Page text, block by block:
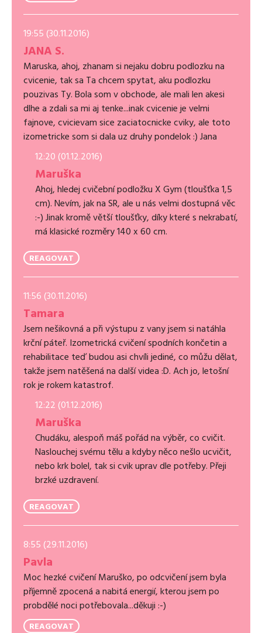
19:55 (30.11.2016)
JANA S.
Maruska, ahoj, zhanam si nejaku dobru podlozku na
cvicenie, tak sa Ta chcem spytat, aku podlozku
pouzivas Ty. Bola som v obchode, ale mali len akesi
dlhe a zdali sa mi aj tenke...inak cvicenie je velmi
fajnove, cvicievam sice zaciatocnicke cviky, ale toto
izometricke som si dala uz druhy pondelok :) Jana
12:20 (01.12.2016)
Maruška
Ahoj, hledej cvičební podložku X Gym (tloušťka 1,5
cm). Nevím, jak na SR, ale u nás velmi dostupná věc
:-) Jinak kromě větší tloušťky, díky které s nekrabatí,
má klasické rozměry 140 x 60 cm.
REAGOVAT
11:56 (30.11.2016)
Tamara
Jsem nešikovná a při výstupu z vany jsem si natáhla
krční páteř. Izometrická cvičení spodních končetin a
rehabilitace teď budou asi chvíli jediné, co můžu dělat,
takže jsem natěšená na další videa :D. Ach jo, letošní
rok je rokem katastrof.
12:22 (01.12.2016)
Maruška
Chudáku, alespoň máš pořád na výběr, co cvičit.
Naslouchej svému tělu a kdyby něco nešlo ucvičit,
nebo krk bolel, tak si cvik uprav dle potřeby. Přeji
brzké uzdravení.
REAGOVAT
8:55 (29.11.2016)
Pavla
Moc hezké cvičení Maruško, po odcvičení jsem byla
příjemně zpocená a nabitá energií, kterou jsem po
probdělé noci potřebovala...děkuji :-)
REAGOVAT